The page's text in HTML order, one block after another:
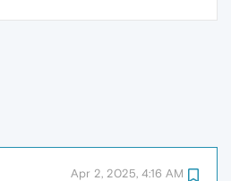
Apr 2, 2025, 4:16 AM